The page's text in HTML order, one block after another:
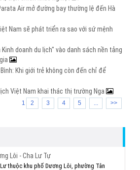
Air mở đường bay thường lệ đến Hà
Nam sẽ phát triển ra sao với sứ mệnh
Kinh doanh du lịch" vào danh sách nền tảng
Bình: Khi giới trẻ không còn đến chỉ để
Việt Nam khai thác thị trường Nga
1 2 3 4 5 ... >>
Lôi - Cha Lư Tự
thuộc khu phố Dương Lôi, phường Tân